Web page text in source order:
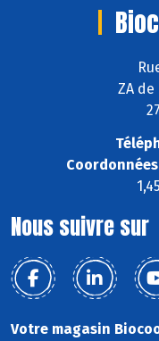
ZA
Coordonnées
Nous suivre sur
Votre magasin